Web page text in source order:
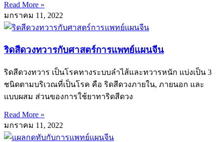
Read More »
มกราคม 11, 2022
ริดสีดวงทวารกับศาสตร์การแพทย์แผนจีน
ริดสีดวงทวาร เป็นโรคทางระบบลำไส้และทวารหนัก แบ่งเป็น 3
ชนิดตามบริเวณที่เป็นโรค คือ ริดสีดวงภายใน, ภายนอก และ
แบบผสม ส่วนของการใช้ยาทาริดสีดวง
Read More »
มกราคม 11, 2022